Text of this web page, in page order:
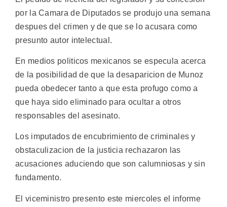
por la Camara de Diputados se produjo una semana
despues del crimen y de que se lo acusara como
presunto autor intelectual.
En medios politicos mexicanos se especula acerca
de la posibilidad de que la desaparicion de Munoz
pueda obedecer tanto a que esta profugo como a
que haya sido eliminado para ocultar a otros
responsables del asesinato.
Los imputados de encubrimiento de criminales y
obstaculizacion de la justicia rechazaron las
acusaciones aduciendo que son calumniosas y sin
fundamento.
El viceministro presento este miercoles el informe